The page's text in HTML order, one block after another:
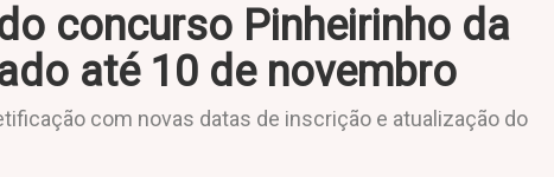
concurso Pinheirinho da
até 10 de novembro
com novas datas de inscrição e atualização do